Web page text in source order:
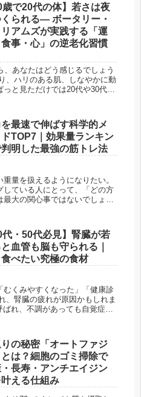
歳で20代の体】若さは夜
られる― ボータリー・
リアムズが実践する「運
事・心」の逆老化習慣
、あなたはどう感じるでしょう
っと見ただけでは20代や30代の
最速で伸ばす科学的メ
ドTOP7｜効果量ランキン
明した最強の筋トレ法
量を扱えるようになりたい。
ている人にとって、「どの方
大の関心事ではないでしょう
代・50代必見】腎臓が若
血管も脳も守られる｜
べたい究極の食材
むくみやすくなった」「健康診
の秘密「オートファジ
は？細胞のゴミ掃除で
長寿・アンチエイジン
える仕組み